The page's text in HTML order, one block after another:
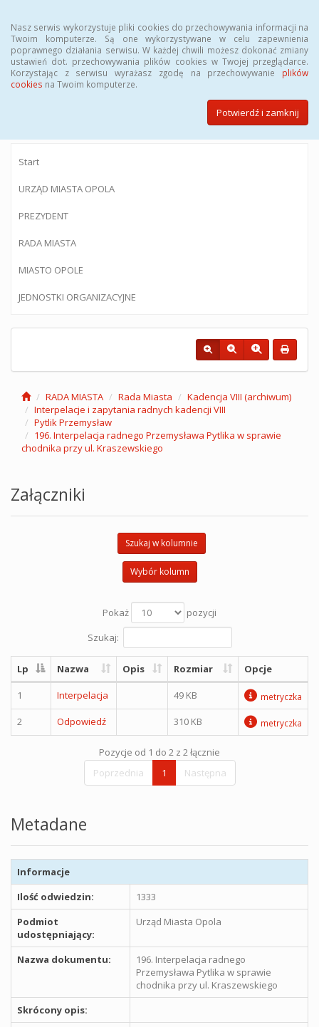
Nasz serwis wykorzystuje pliki cookies do przechowywania informacji na
Twoim komputerze. Są one wykorzystywane w celu zapewnienia
poprawnego działania serwisu. W każdej chwili możesz dokonać zmiany
ustawień dot. przechowywania plików cookies w Twojej przeglądarce.
Korzystając z serwisu wyrażasz zgodę na przechowywanie plików
cookies na Twoim komputerze.
Potwierdź i zamknij
BIULETYN INFORMACJI PUBLICZNEJ
Urzędu Miasta Opola
Start
URZĄD MIASTA OPOLA
PREZYDENT
RADA MIASTA
MIASTO OPOLE
JEDNOSTKI ORGANIZACYJNE
RADA MIASTA Rada Miasta
Kadencja VIII (archiwum)
Interpelacje i zapytania radnych kadencji VIII
Pytlik Przemysław
196. Interpelacja radnego Przemysława Pytlika w sprawie
chodnika przy ul. Kraszewskiego
Załączniki
Szukaj w kolumnie
Wybór kolumn
Pokaż
pozycji
Szukaj:
Lp Nazwa Opis Rozmiar Opcje
1 Interpelacja 49 KB metryczka
2 Odpowiedź 310 KB metryczka
Pozycje od 1 do 2 z 2 łącznie
Poprzednia
1 Następna
Metadane
Informacje
Ilość odwiedzin:
1333
Podmiot
udostępniający:
Urząd Miasta Opola
Nazwa dokumentu:
196. Interpelacja radnego
Przemysława Pytlika w sprawie
chodnika przy ul. Kraszewskiego
Skrócony opis: